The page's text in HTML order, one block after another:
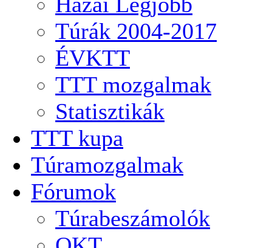
Túrák 2004-2017
ÉVKTT
TTT mozgalmak
Statisztikák
TTT kupa
Túramozgalmak
Fórumok
Túrabeszámolók